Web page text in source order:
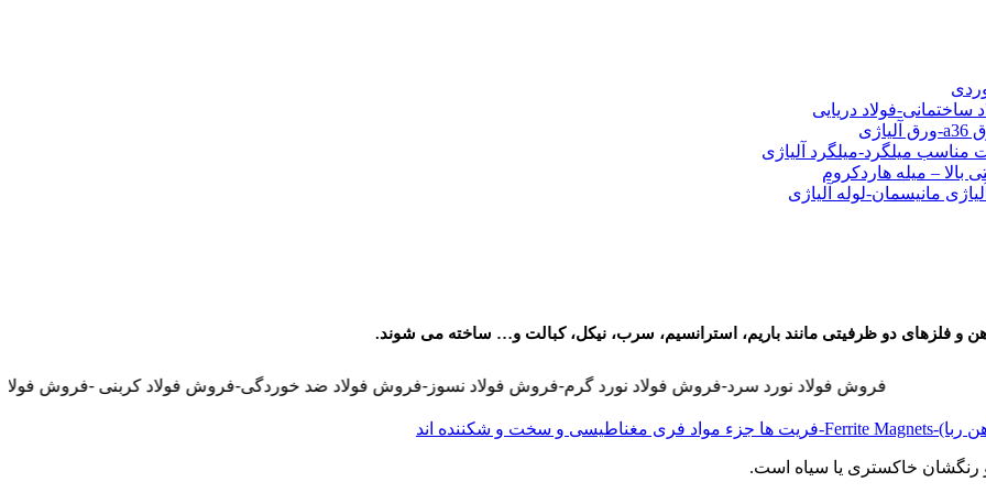
ساختمانی-فولاد دریایی
مناسب میلگرد-میلگرد آلیاژی
– میله هاردکروم
مانیسمان-لوله آلیاژی
فروش فولاد نورد سرد-فروش فولاد نورد گرم-فروش فولاد نسوز-فروش فولاد ضد خوردگی-فروش فولاد کربنی -فروش فولاد زنگ نزن-فروش انواع استیل-
رنگشان خاکستری یا سیاه است.